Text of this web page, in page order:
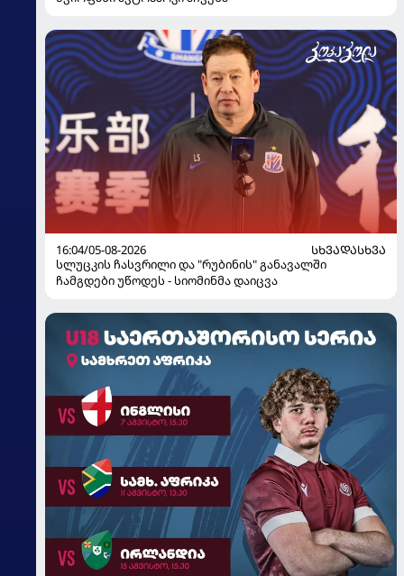
16:04/05-08-2026
ᲡᲮᲕᲐᲓᲐᲡᲮᲕᲐ
სლუცკის ჩასვრილი და "რუბინის" განავალში
ჩამგდები უწოდეს - სიომინმა დაიცვა